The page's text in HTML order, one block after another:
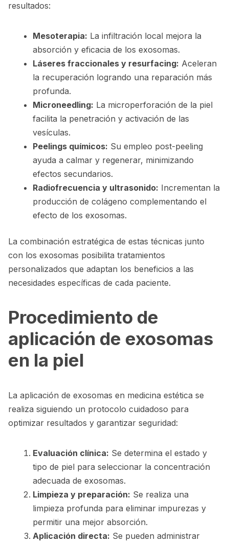
resultados:
Mesoterapia: La infiltración local mejora la
absorción y eficacia de los exosomas.
Láseres fraccionales y resurfacing: Aceleran
la recuperación logrando una reparación más
profunda.
Microneedling: La microperforación de la piel
facilita la penetración y activación de las
vesículas.
Peelings químicos: Su empleo post-peeling
ayuda a calmar y regenerar, minimizando
efectos secundarios.
Radiofrecuencia y ultrasonido: Incrementan la
producción de colágeno complementando el
efecto de los exosomas.
La combinación estratégica de estas técnicas junto
con los exosomas posibilita tratamientos
personalizados que adaptan los beneficios a las
necesidades específicas de cada paciente.
Procedimiento de
aplicación de exosomas
en la piel
La aplicación de exosomas en medicina estética se
realiza siguiendo un protocolo cuidadoso para
optimizar resultados y garantizar seguridad:
Evaluación clínica: Se determina el estado y
tipo de piel para seleccionar la concentración
adecuada de exosomas.
Limpieza y preparación: Se realiza una
limpieza profunda para eliminar impurezas y
permitir una mejor absorción.
Aplicación directa: Se pueden administrar